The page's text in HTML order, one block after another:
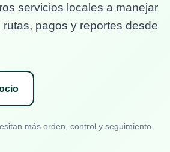
servicios locales a manejar
pagos y reportes desde
más orden, control y seguimiento.